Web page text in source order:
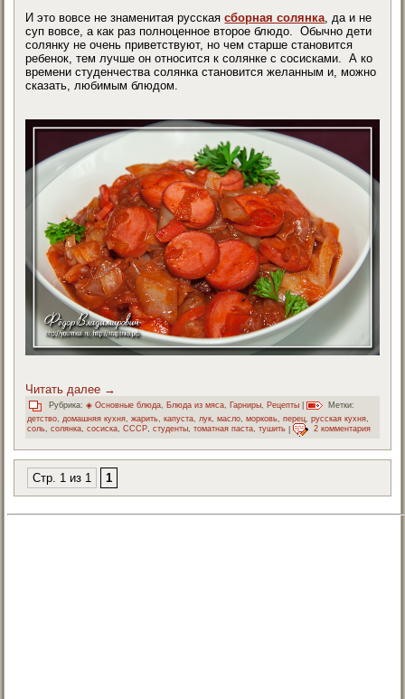
И это вовсе не знаменитая русскаясборная солянка, да и не
суп вовсе, а как раз полноценное второе блюдо. Обычно дети
солянку не очень приветствуют, но чем старше становится
ребенок, тем лучше он относится к солянке с сосисками. А ко
времени студенчества солянка становится желанным и, можно
сказать, любимым блюдом.
Читать далее →
Рубрика: ◈ Основные блюда Блюда из мяса Гарниры Рецепты
Метки:
детство
домашняя кухня ,жарить ,капуста лук ,масло ,морковь ,перец ,русская кухня
соль,солянка,сосиска,СССР,студенты,томатная паста,тушить | 2 комментария
Стр. 1 из 1 1